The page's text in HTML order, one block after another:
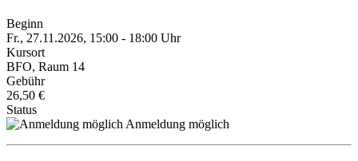
Beginn
Fr., 27.11.2026, 15:00 - 18:00 Uhr
Kursort
BFO, Raum 14
Gebühr
26,50 €
Status
Anmeldung möglich